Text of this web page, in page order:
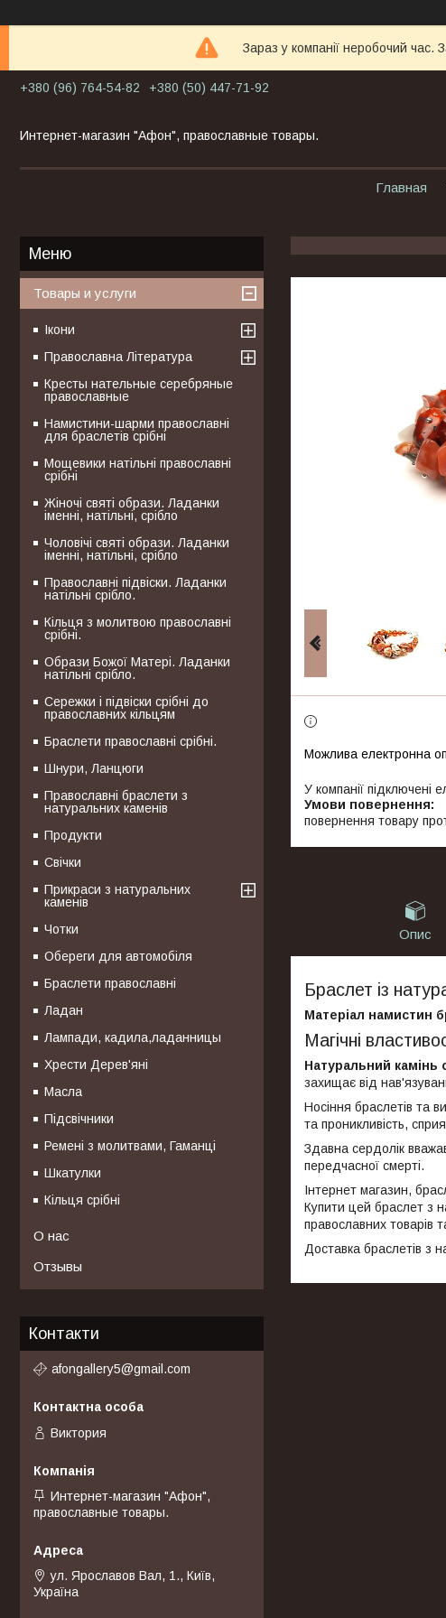
Зараз у компанії неробочий
+380 (96) 764-54-82 +380 (50) 447-71-92
Интернет-магазин "Афон", православные товары.
Главная
У компанії підключені
повернення товару
Опис
Браслет із
Матеріал намистин
Магічні
Натуральний камінь
захищає від
Носіння браслетів та
та проникливість,
Здавна сердолік
передчасної смерті.
Інтернет магазин,
Купити цей браслет з
православних товарів
Доставка браслетів з
Товары и услуги
Ікони
Православна Література
Кресты нательные серебряные
православные
Намистини-шарми православні
для браслетів срібні
Мощевики натільні православні
срібні
Жіночі святі образи. Ладанки
іменні, натільні, срібло
Чоловічі святі образи. Ладанки
іменні, натільні, срібло
Православні підвіски. Ладанки
натільні срібло.
Кільця з молитвою православні
срібні.
Образи Божої Матері. Ладанки
натільні срібло.
Сережки і підвіски срібні до
православних кільцям
Браслети православні срібні.
Шнури, Ланцюги
Православні браслети з
натуральних каменів
Продукти
Свічки
Прикраси з натуральних
каменів
Чотки
Обереги для автомобіля
Браслети православні
Ладан
Лампади, кадила,ладанницы
Хрести Дерев'яні
Масла
Підсвічники
Ремені з молитвами, Гаманці
Шкатулки
Кільця срібні
О нас
Отзывы
Контакти
afongallery5@gmail.com
Виктория
Интернет-магазин "Афон",
православные товары.
ул. Ярославов Вал, 1., Київ,
Україна